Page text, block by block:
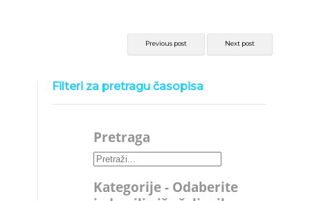
Previous post Next post
Filteri za pretragu časopisa
Pretraga
Kategorije - Odaberite